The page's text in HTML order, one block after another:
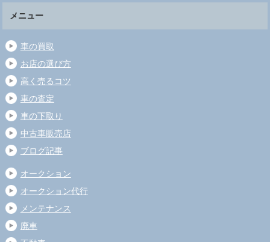
メニュー
車の買取
お店の選び方
高く売るコツ
車の査定
車の下取り
中古車販売店
ブログ記事
オークション
オークション代行
メンテナンス
廃車